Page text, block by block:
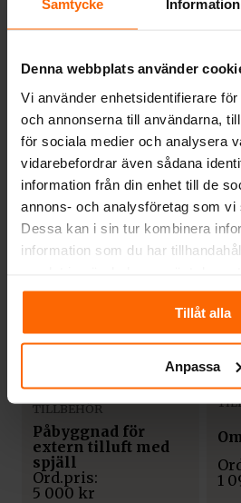
Samtycke Information
Denna webbplats använder
Vi använder enhetsidentifierare
och annonserna till användarna,
för sociala medier och analysera
vidarebefordrar även sådana
information från din enhet till de
annons- och analysföretag som vi
Dessa kan i sin tur kombinera
information som du har
Tillåt alla
Anpassa
TILLBEHÖR
Uteluftsanslutning
TILLBEHÖR
Påbyggnad för
extern tilluft med
spjäll
5 000 kr
1